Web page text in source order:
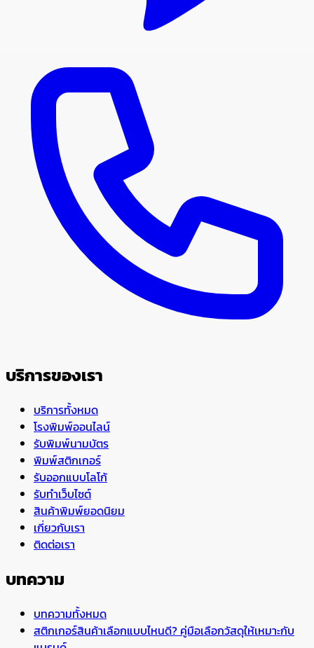
บริการของเรา
บริการทั้งหมด
โรงพิมพ์ออนไลน์
รับพิมพ์นามบัตร
พิมพ์สติกเกอร์
รับออกแบบโลโก้
รับทำเว็บไซต์
สินค้าพิมพ์ยอดนิยม
เกี่ยวกับเรา
ติดต่อเรา
บทความ
บทความทั้งหมด
สติกเกอร์สินค้าเลือกแบบไหนดี? คู่มือเลือกวัสดุให้เหมาะกับ